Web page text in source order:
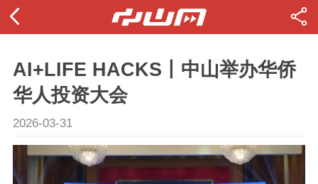
AI+LIFE HACKS丨中山举办华侨
华人投资大会
2026-03-31